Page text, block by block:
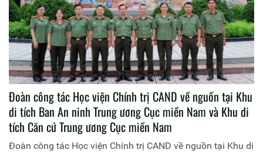
Đoàn công tác Học viện Chính trị CAND về nguồn tại Khu
di tích Ban An ninh Trung ương Cục miền Nam và Khu di
tích Căn cứ Trung ương Cục miền Nam
Đoàn công tác Học viện Chính trị CAND về nguồn tại Khu di